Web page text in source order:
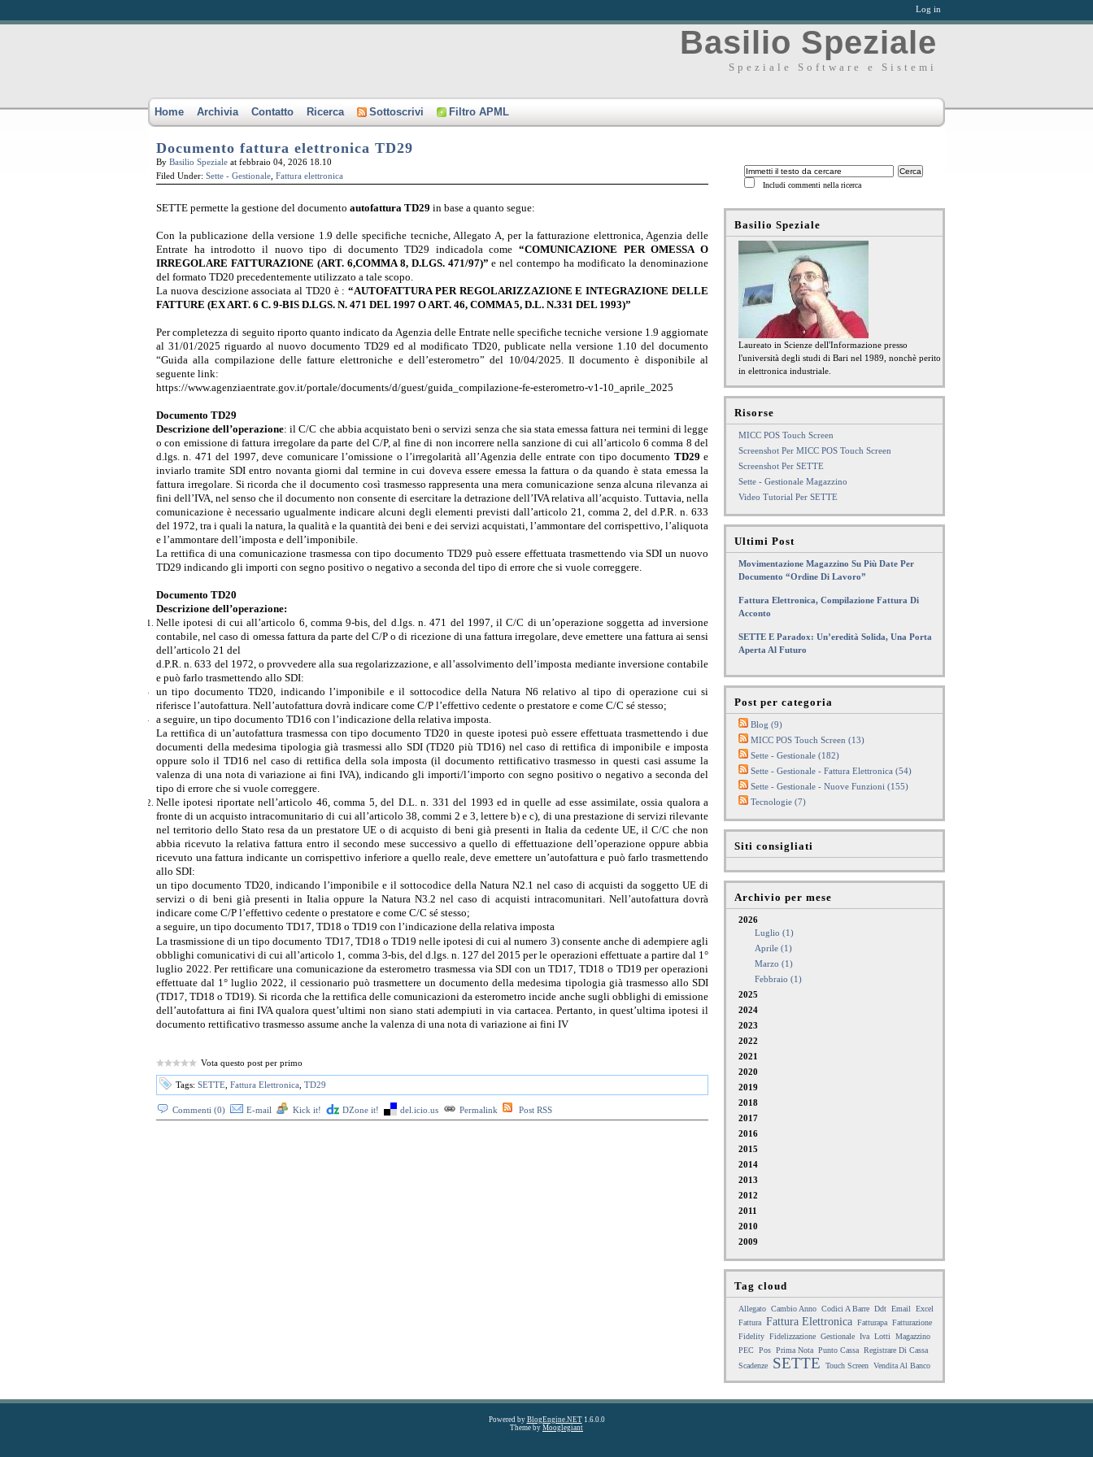
Log in
Basilio Speziale
Speziale Software e Sistemi
Home Archivia Contatto Ricerca Sottoscrivi Filtro APML
Documento fattura elettronica TD29
By Basilio Speziale at febbraio 04, 2026 18.10
Filed Under: Sette - Gestionale Fattura elettronica
SETTE permette la gestione del documento autofattura TD29 in base a quanto segue:
Con la publicazione della versione 1.9 delle specifiche tecniche, Allegato A, per la fatturazione elettronica, Agenzia delle
Entrate ha introdotto il nuovo tipo di documento TD29 indicadola come“COMUNICAZIONE PER OMESSA O
IRREGOLARE FATTURAZIONE (ART. 6,COMMA 8, D.LGS. 471/97)” e nel contempo ha modificato la denominazione
del formato TD20 precedentemente utilizzato a tale scopo.
La nuova descizione associata al TD20 è : “AUTOFATTURA PER REGOLARIZZAZIONE E INTEGRAZIONE DELLE
FATTURE (EX ART. 6 C. 9-BIS D.LGS. N. 471 DEL 1997 O ART. 46, COMMA 5, D.L. N.331 DEL 1993)”
Per completezza di seguito riporto quanto indicato da Agenzia delle Entrate nelle specifiche tecniche versione 1.9 aggiornate
al 31/01/2025 riguardo al nuovo documento TD29 ed al modificato TD20, publicate nella versione 1.10 del documento
“Guida alla compilazione delle fatture elettroniche e dell’esterometro” del 10/04/2025. Il documento è disponibile al
seguente link:
https://www.agenziaentrate.gov.it/portale/documents/d/guest/guida_compilazione-fe-esterometro-v1-10_aprile_2025
Documento TD29
Descrizione dell’operazione: il C/C che abbia acquistato beni o servizi senza che sia stata emessa fattura nei termini di legge
o con emissione di fattura irregolare da parte del C/P, al fine di non incorrere nella sanzione di cui all’articolo 6 comma 8 del
d.lgs. n. 471 del 1997, deve comunicarel’omissione o l’irregolarità all’Agenzia delle entrate con tipo documento TD29e
inviarlo tramite SDI entro novanta giorni dal termine in cui doveva essere emessa la fattura o da quando è stata emessa la
fattura irregolare. Si ricorda che il documento così trasmesso rappresenta una mera comunicazione senza alcuna rilevanza ai
fini dell’IVA, nel senso che il documento non consente di esercitare la detrazione dell’IVA relativa all’acquisto. Tuttavia, nella
comunicazione è necessario ugualmente indicare alcuni degli elementi previsti dall’articolo 21, comma 2, del d.P.R. n. 633
del 1972, tra i quali la natura, la qualità e la quantità dei beni e dei servizi acquistati, l’ammontare del corrispettivo, l’aliquota
e l’ammontare dell’imposta e dell’imponibile.
La rettifica di una comunicazione trasmessa con tipo documento TD29 può essere effettuata trasmettendo via SDI un nuovo
TD29 indicando gli importi con segno positivo o negativo a seconda del tipo di errore che si vuole correggere.
Documento TD20
Descrizione dell’operazione:
Nelle ipotesi di cui all’articolo 6, comma 9-bis, del d.lgs. n. 471 del 1997, il C/C di un’operazione soggetta ad inversione
contabile, nel caso di omessa fattura da parte del C/P o di ricezione di una fattura irregolare, deve emettere una fattura ai sensi
dell’articolo 21 del
d.P.R. n. 633 del 1972, o provvedere alla sua regolarizzazione, e all’assolvimento dell’imposta mediante inversione contabile
e può farlo trasmettendo allo SDI:
un tipo documento TD20, indicando l’imponibile e il sottocodice della Natura N6 relativo al tipo di operazione cui si
riferisce l’autofattura. Nell’autofattura dovrà indicare come C/P l’effettivo cedente o prestatore e come C/C sé stesso;
a seguire, un tipo documento TD16 con l’indicazione della relativa imposta.
La rettifica di un’autofattura trasmessa con tipo documento TD20 in queste ipotesi può essere effettuata trasmettendo i due
documenti della medesima tipologia già trasmessi allo SDI (TD20 più TD16) nel caso di rettifica di imponibile e imposta
oppure solo il TD16 nel caso di rettifica della sola imposta (il documento rettificativo trasmesso in questi casi assume la
valenza di una nota di variazione ai fini IVA), indicando gli importi/l’importo con segno positivo o negativo a seconda del
tipo di errore che si vuole correggere.
Nelle ipotesi riportate nell’articolo 46, comma 5, del D.L. n. 331 del 1993 ed in quelle ad esse assimilate, ossia qualora a
fronte di un acquisto intracomunitario di cui all’articolo 38, commi 2 e 3, lettere b) e c), di una prestazione di servizi rilevante
nel territorio dello Stato resa da un prestatore UE o di acquisto di beni già presenti in Italia da cedente UE, il C/C che non
abbia ricevuto la relativa fattura entro il secondo mese successivo a quello di effettuazione dell’operazione oppure abbia
ricevuto una fattura indicante un corrispettivo inferiore a quello reale, deve emettere un’autofattura e può farlo trasmettendo
allo SDI:
un tipo documento TD20, indicando l’imponibile e il sottocodice della Natura N2.1 nel caso di acquisti da soggetto UE di
servizi o di beni già presenti in Italia oppure la Natura N3.2 nel caso di acquisti intracomunitari. Nell’autofattura dovrà
indicare come C/P l’effettivo cedente o prestatore e come C/C sé stesso;
a seguire, un tipo documento TD17, TD18 o TD19 con l’indicazione della relativa imposta
La trasmissione di un tipo documento TD17, TD18 o TD19 nelle ipotesi di cui al numero 3) consente anche di adempiere agli
obblighi comunicativi di cui all’articolo 1, comma 3-bis, del d.lgs. n. 127 del 2015 per le operazioni effettuate a partire dal 1°
luglio 2022. Per rettificare una comunicazione da esterometro trasmessa via SDI con un TD17, TD18 o TD19 per operazioni
effettuate dal 1° luglio 2022, il cessionario può trasmettere un documento della medesima tipologia già trasmesso allo SDI
(TD17, TD18 o TD19). Si ricorda che la rettifica delle comunicazioni da esterometro incide anche sugli obblighi di emissione
dell’autofattura ai fini IVA qualora quest’ultimi non siano stati adempiuti in via cartacea. Pertanto, in quest’ultima ipotesi il
documento rettificativo trasmesso assume anche la valenza di una nota di variazione ai fini IV
Vota questo post per primo
Tags: SETTE Fattura Elettronica TD29
Commenti (0) E-mail Kick it! DZone it! del.icio.us Permalink Post RSS
Includi commenti nella ricerca
Basilio Speziale
Laureato in Scienze dell'Informazione presso
l'università degli studi di Bari nel 1989, nonchè perito
in elettronica industriale.
Risorse
MICC POS Touch Screen
Screenshot Per MICC POS Touch Screen
Screenshot Per SETTE
Sette - Gestionale Magazzino
Video Tutorial Per SETTE
Ultimi Post
Movimentazione Magazzino Su Più Date Per
Documento “Ordine Di Lavoro”
Fattura Elettronica, Compilazione Fattura Di
Acconto
SETTE E Paradox: Un’eredità Solida, Una Porta
Aperta Al Futuro
Post per categoria
Blog (9)
MICC POS Touch Screen (13)
Sette - Gestionale (182)
Sette - Gestionale - Fattura Elettronica (54)
Sette - Gestionale - Nuove Funzioni (155)
Tecnologie (7)
Siti consigliati
Archivio per mese
2026
Luglio (1)
Aprile (1)
Marzo (1)
Febbraio (1)
2025
2024
2023
2022
2021
2020
2019
2018
2017
2016
2015
2014
2013
2012
2011
2010
2009
Tag cloud
Allegato Cambio Anno Codici A Barre Ddt Email
Excel
Fattura Fattura Elettronica Fatturapa Fatturazione
Fidelity Fidelizzazione Gestionale Iva Lotti
Magazzino
PEC
Pos Prima Nota Punto Cassa Registrare Di Cassa
Scadenze
SETTE Touch Screen Vendita Al Banco
Powered by BlogEngine.NET1.6.0.0
Theme by Mooglegiant